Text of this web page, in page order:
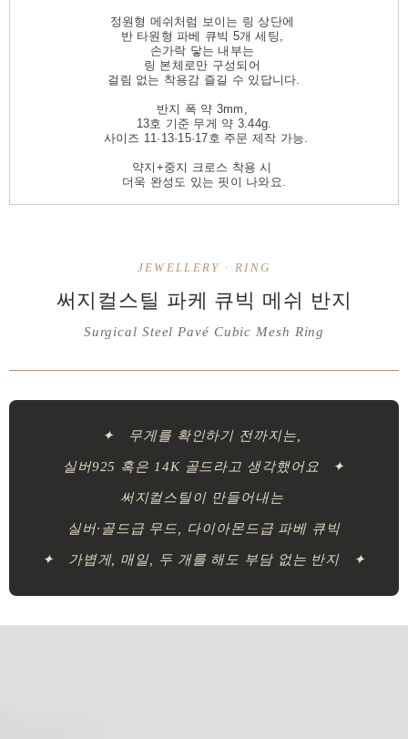
정원형 메쉬처럼 보이는 링 상단에
반 타원형 파베 큐빅 5개 세팅,
손가락 닿는 내부는
링 본체로만 구성되어
걸림 없는 착용감 즐길 수 있답니다.
반지 폭 약 3mm,
13호 기준 무게 약 3.44g.
사이즈 11·13·15·17호 주문 제작 가능.
약지+중지 크로스 착용 시
더욱 완성도 있는 핏이 나와요.
JEWELLERY · RING
써지컬스틸 파케 큐빅 메쉬 반지
Surgical Steel Pavé Cubic Mesh Ring
✦ 무게를 확인하기 전까지는,
실버925 혹은 14K 골드라고 생각했어요 ✦
써지컬스틸이 만들어내는
실버·골드급 무드, 다이아몬드급 파베 큐빅
✦ 가볍게, 매일, 두 개를 해도 부담 없는 반지 ✦